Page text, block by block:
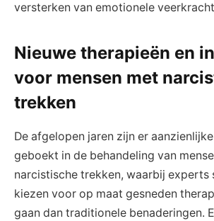
versterken van emotionele
Nieuwe therapieën en
voor mensen met
trekken
De afgelopen jaren zijn er
geboekt in de behandeling van
narcistische trekken, waarbij experts
kiezen voor op maat gesneden
gaan dan traditionele benaderingen.